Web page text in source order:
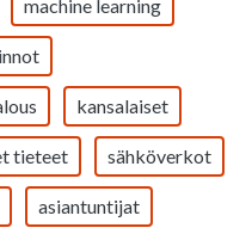
machine learning
kansalaiset
tieteet sähköverkot
asiantuntijat